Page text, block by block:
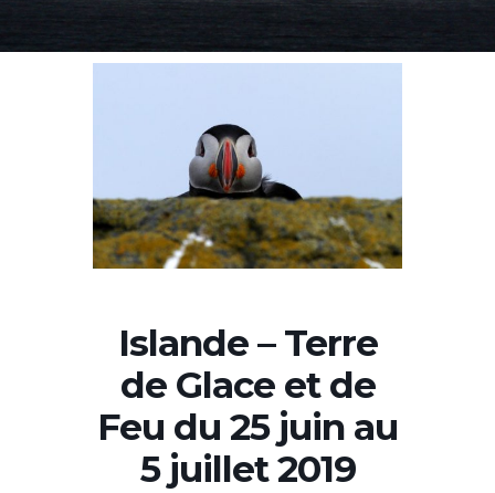
Islande – Terre
de Glace et de
Feu du 25 juin au
5 juillet 2019